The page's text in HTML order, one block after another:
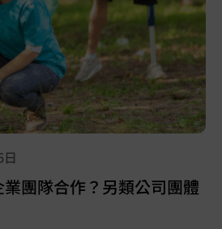
團隊合作？另類公司團體